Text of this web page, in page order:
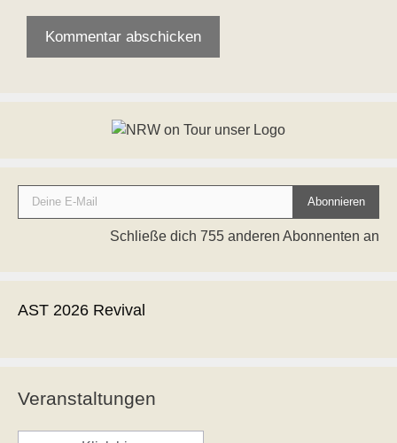
Deine E-Mail
Abonnieren
Schließe dich 755 anderen Abonnenten an
AST 2026 Revival
Veranstaltungen